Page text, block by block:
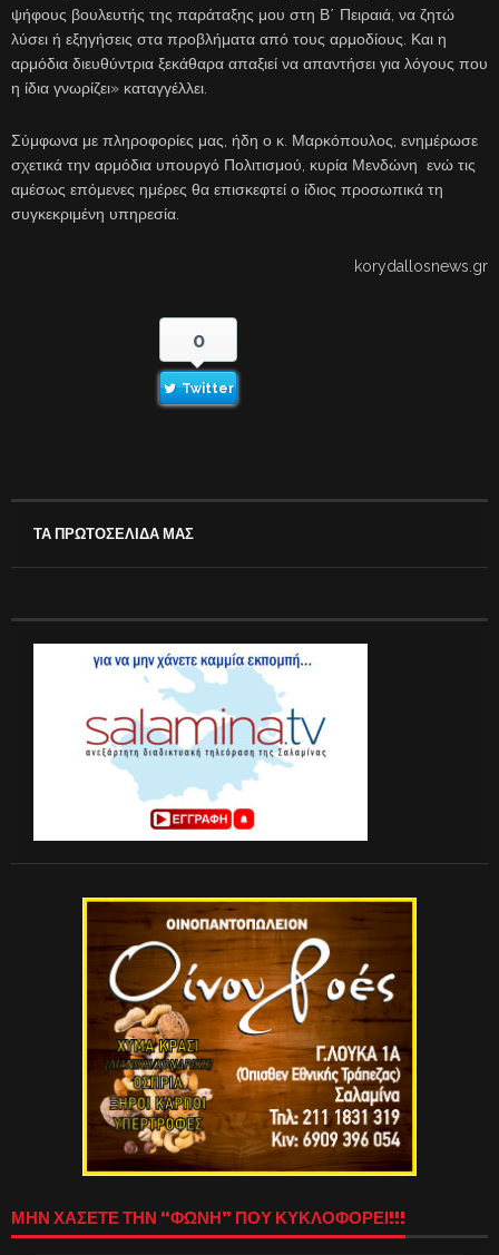
ψήφους βουλευτής της παράταξης μου στη Β΄ Πειραιά, να ζητώ
λύσει ή εξηγήσεις στα προβλήματα από τους αρμοδίους. Και η
αρμόδια διευθύντρια ξεκάθαρα απαξιεί να απαντήσει για λόγους που
η ίδια γνωρίζει» καταγγέλλει.
Σύμφωνα με πληροφορίες μας, ήδη ο κ. Μαρκόπουλος, ενημέρωσε
σχετικά την αρμόδια υπουργό Πολιτισμού, κυρία Μενδώνη ενώ τις
αμέσως επόμενες ημέρες θα επισκεφτεί ο ίδιος προσωπικά τη
συγκεκριμένη υπηρεσία.
korydallosnews.gr
0
Twitter
ΤΑ ΠΡΩΤΟΣΕΛΙΔΑ ΜΑΣ
ΜΗΝ ΧΑΣΕΤΕ ΤΗΝ “ΦΩΝΗ” ΠΟΥ ΚΥΚΛΟΦΟΡΕΙ!!!